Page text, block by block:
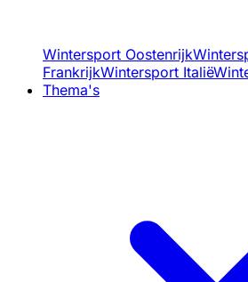
Wintersport Oostenrijk
FrankrijkWintersport Italië
Thema's